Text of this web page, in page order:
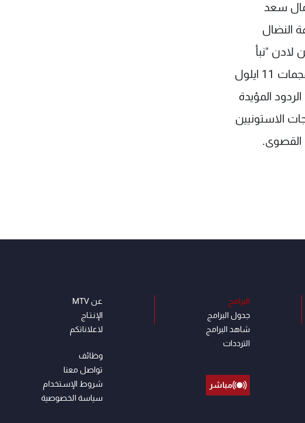
سعد
النضال
لادن "نبأ
سيئ للمسلمين" في نظر الداعية الاسلامي السني عمر بكري. وتوقع انتقاما سيكون على مستوى هجمات 11 ايلول
المؤيدة
الاستونيين
القصوى.
البرامج
جدول البرامج
شاهد البرامج
الترددات
مباشر
عن MTV
الإنـتـاج
لاعلاناتكم
وظائف
تواصل معنا
شروط الإسـتخدام
سياسة الخصوصية